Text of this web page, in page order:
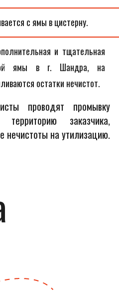
с ямы в цистерну.
и тщательная
ямы в г. Шандра, на
остатки нечистот.
проводят промывку
заказчика,
нечистоты на утилизацию.